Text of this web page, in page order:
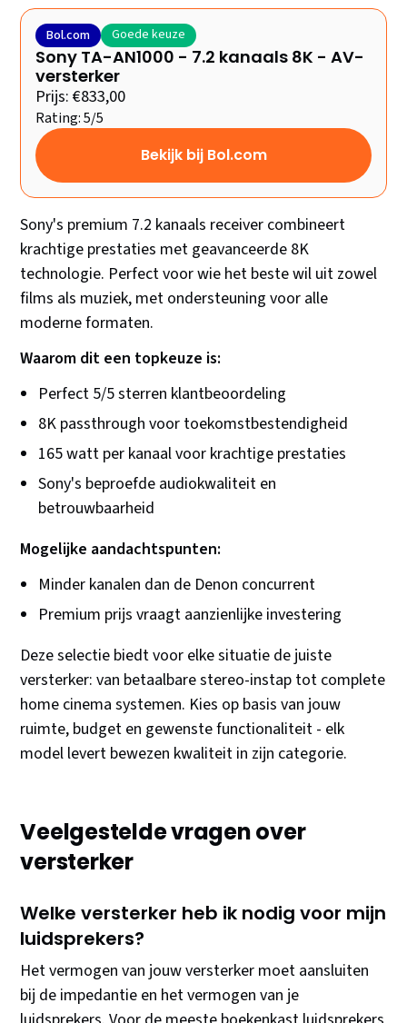
Bol.com Goede keuze
Sony TA-AN1000 - 7.2 kanaals 8K - AV-
versterker
Prijs: €833,00
Rating: 5/5
Bekijk bij Bol.com
Sony's premium 7.2 kanaals receiver combineert
krachtige prestaties met geavanceerde 8K
technologie. Perfect voor wie het beste wil uit zowel
films als muziek, met ondersteuning voor alle
moderne formaten.
Waarom dit een topkeuze is:
Perfect 5/5 sterren klantbeoordeling
8K passthrough voor toekomstbestendigheid
165 watt per kanaal voor krachtige prestaties
Sony's beproefde audiokwaliteit en
betrouwbaarheid
Mogelijke aandachtspunten:
Minder kanalen dan de Denon concurrent
Premium prijs vraagt aanzienlijke investering
Deze selectie biedt voor elke situatie de juiste
versterker: van betaalbare stereo-instap tot complete
home cinema systemen. Kies op basis van jouw
ruimte, budget en gewenste functionaliteit - elk
model levert bewezen kwaliteit in zijn categorie.
Veelgestelde vragen over
versterker
Welke versterker heb ik nodig voor mijn
luidsprekers?
Het vermogen van jouw versterker moet aansluiten
bij de impedantie en het vermogen van je